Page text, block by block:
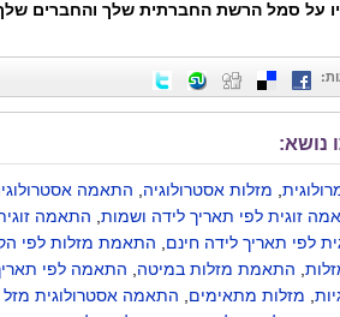
על סמל הרשת החברתית שלך והחברים שלך
:
נושא:
מזלות אסטרולוגיה התאמה
זוגית לפי תאריך לידה ושמות התאמה
לפי תאריך לידה חינם
התאמת מזלות לפי
התאמת מזלות במיטה התאמה לפי
מזלות מתאימים
התאמה אסטרולוגית